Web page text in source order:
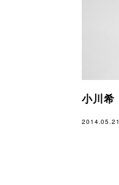
小川希
2014.05.21